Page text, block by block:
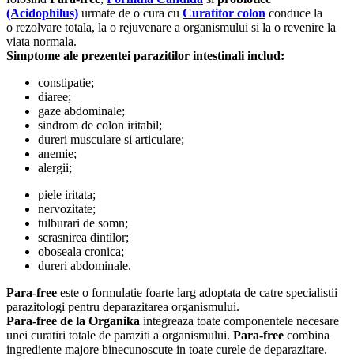
(Acidophilus) urmate de o cura cu Curatitor colon conduce la
o rezolvare totala, la o rejuvenare a organismului si la o revenire la
viata normala.
Simptome ale prezentei parazitilor intestinali includ:
constipatie;
diaree;
gaze abdominale;
sindrom de colon iritabil;
dureri musculare si articulare;
anemie;
alergii;
piele iritata;
nervozitate;
tulburari de somn;
scrasnirea dintilor;
oboseala cronica;
dureri abdominale.
Para-free este o formulatie foarte larg adoptata de catre specialistii
parazitologi pentru deparazitarea organismului.
Para-free de la Organika integreaza toate componentele necesare
unei curatiri totale de paraziti a organismului. Para-free combina
ingrediente majore binecunoscute in toate curele de deparazitare.